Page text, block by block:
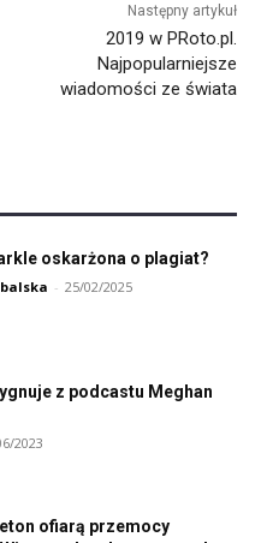
Następny artykuł
2019 w PRoto.pl.
Najpopularniejsze
wiadomości ze świata
oskarżona o plagiat?
- 25/02/2025
z podcastu Meghan
2023
ofiarą przemocy